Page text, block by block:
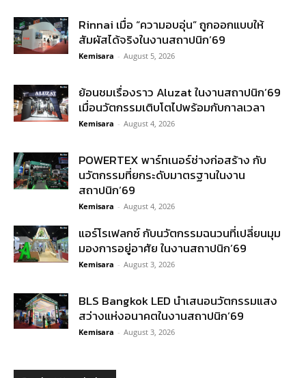
Rinnai เมื่อ “ความอบอุ่น” ถูกออกแบบให้
สัมผัสได้จริงในงานสถาปนิก’69
Kemisara - August 5, 2026
ย้อนชมเรื่องราว Aluzat ในงานสถาปนิก’69
เมื่อนวัตกรรมเติบโตไปพร้อมกับกาลเวลา
Kemisara - August 4, 2026
POWERTEX พาร์ทเนอร์ช่างก่อสร้าง กับ
นวัตกรรมที่ยกระดับมาตรฐานในงาน
สถาปนิก’69
Kemisara - August 4, 2026
แอร์โรเฟลกซ์ กับนวัตกรรมฉนวนที่เปลี่ยนมุม
มองการอยู่อาศัย ในงานสถาปนิก’69
Kemisara - August 3, 2026
BLS Bangkok LED นำเสนอนวัตกรรมแสง
สว่างแห่งอนาคตในงานสถาปนิก’69
Kemisara - August 3, 2026